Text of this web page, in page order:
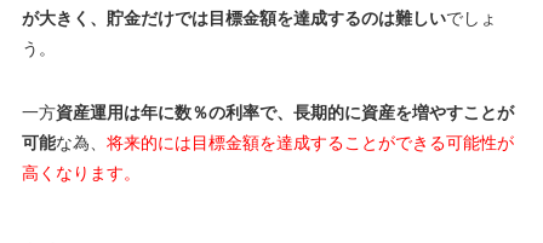
が大きく、貯金だけでは目標金額を達成するのは難しいでしょ
う。
一方資産運用は年に数％の利率で、長期的に資産を増やすことが
可能な為、 将来的には目標金額を達成することができる可能性が
高くなります。